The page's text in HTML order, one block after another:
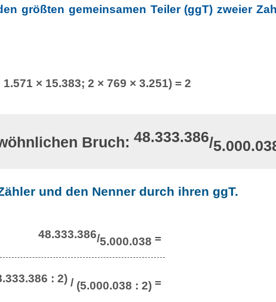
größten gemeinsamen Teiler (ggT) zweier
× 15.383; 2 × 769 × 3.251) = 2
Bruch: 48.333.386/
und den Nenner durch ihren ggT.
48.333.386/5.000.038 =
: 2) / (5.000.038 : 2) =